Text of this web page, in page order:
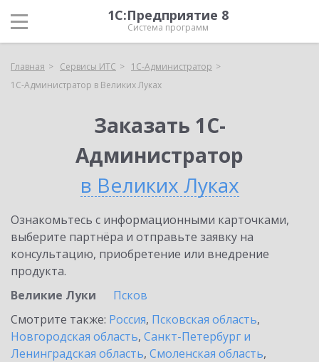
1С:Предприятие 8
Система программ
Главная Сервисы ИТС
1С-Администратор
1С-Администратор в Великих Луках
Заказать 1С-
Администратор
в Великих Луках
Ознакомьтесь с информационными карточками,
выберите партнёра и отправьте заявку на
консультацию, приобретение или внедрение
продукта.
Великие Луки
Псков
Смотрите также: Россия, Псковская область,
Новгородская область, Санкт-Петербург и
Ленинградская область, Смоленская область,